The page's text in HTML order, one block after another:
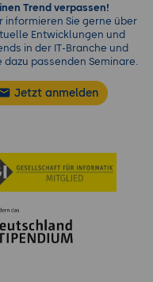
Trend verpassen!
informieren Sie gerne über
Entwicklungen und
in der IT-Branche und
dazu passenden Seminare.
Jetzt anmelden